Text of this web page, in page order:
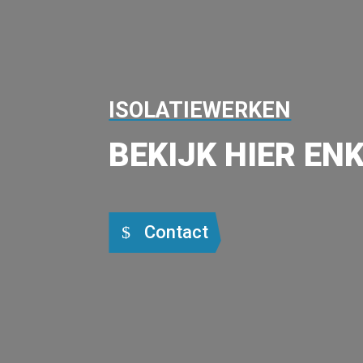
ISOLATIEWERKEN
BEKIJK HIER
Contact